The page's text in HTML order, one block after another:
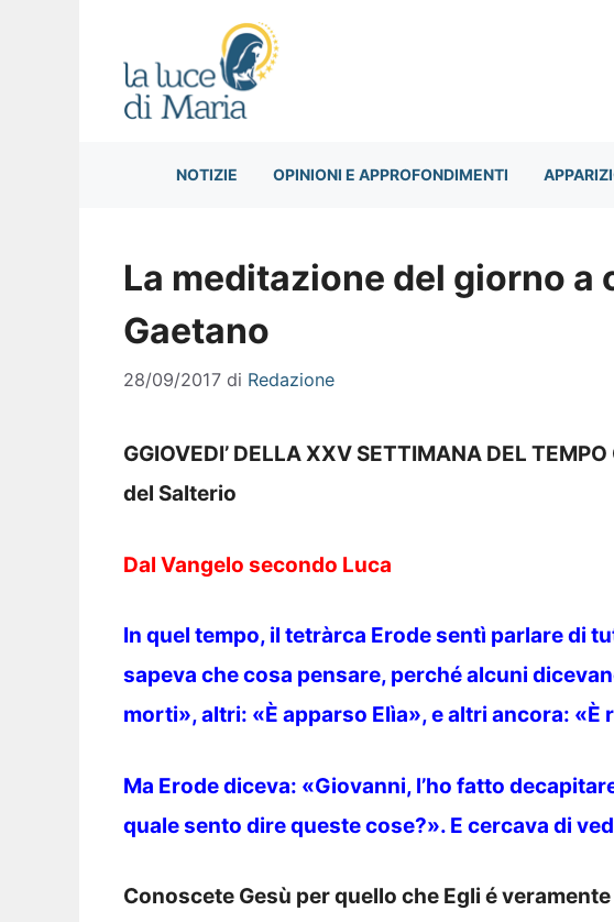
NOTIZIE OPINIONI E APPROFONDIMENTI
La meditazione del giorno a
Gaetano
28/09/2017 di Redazione
GGIOVEDI’ DELLA XXV SETTIMANA DEL
del Salterio
Dal Vangelo secondo Luca
In quel tempo, il tetràrca Erode sentì parlare di
sapeva che cosa pensare, perché alcuni
morti», altri: «È apparso Elìa», e altri ancora:
Ma Erode diceva: «Giovanni, l’ho fatto
quale sento dire queste cose?». E cercava di
Conoscete Gesù per quello che Egli é